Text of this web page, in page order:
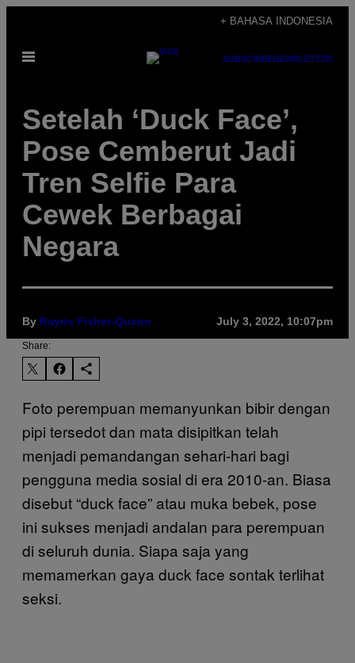
content
+ BAHASA INDONESIA
Open
SUBSCRIBENEWSLETTER
Setelah ‘Duck Face’,
Pose Cemberut Jadi
Tren Selfie Para
Cewek Berbagai
Negara
By Rayne Fisher-Quann July 3, 2022, 10:07pm
Share:
Foto perempuan memanyunkan bibir dengan
pipi tersedot dan mata disipitkan telah
menjadi pemandangan sehari-hari bagi
pengguna media sosial di era 2010-an. Biasa
disebut “duck face” atau muka bebek, pose
ini sukses menjadi andalan para perempuan
di seluruh dunia. Siapa saja yang
memamerkan gaya duck face sontak terlihat
seksi.